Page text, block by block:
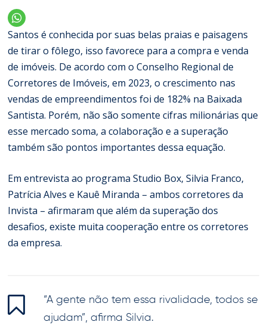
Santos é conhecida por suas belas praias e paisagens
de tirar o fôlego, isso favorece para a compra e venda
de imóveis. De acordo com o Conselho Regional de
Corretores de Imóveis, em 2023, o crescimento nas
vendas de empreendimentos foi de 182% na Baixada
Santista. Porém, não são somente cifras milionárias que
esse mercado soma, a colaboração e a superação
também são pontos importantes dessa equação.
Em entrevista ao programa Studio Box, Silvia Franco,
Patrícia Alves e Kauê Miranda – ambos corretores da
Invista – afirmaram que além da superação dos
desafios, existe muita cooperação entre os corretores
da empresa.
“A gente não tem essa rivalidade, todos se
ajudam”, afirma Silvia.